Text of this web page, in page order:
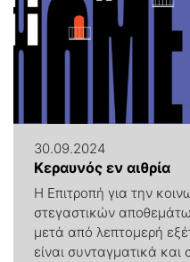
30.09.2024
Κεραυνός εν αιθρία
Η Επιτροπή για την
στεγαστικών
μετά από λεπτομερή
είναι συνταγματικά